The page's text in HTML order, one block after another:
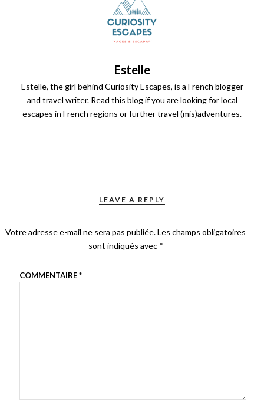
Estelle
Estelle, the girl behind Curiosity Escapes, is a French blogger
and travel writer. Read this blog if you are looking for local
escapes in French regions or further travel (mis)adventures.
LEAVE A REPLY
Votre adresse e-mail ne sera pas publiée.Les champs obligatoires
sont indiqués avec *
COMMENTAIRE*